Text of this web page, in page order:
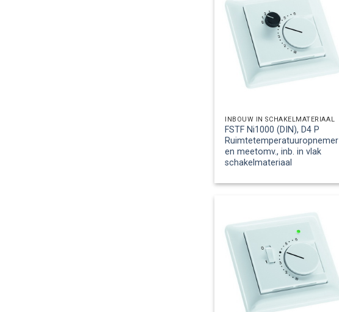
INBOUW IN SCHAKELMATERIAAL
FSTF Ni1000 (DIN), D4 P
Ruimtetemperatuuropnemer
en meetomv., inb. in vlak
schakelmateriaal